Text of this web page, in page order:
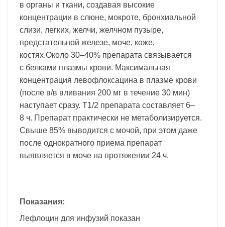
в органы и ткани, создавая высокие
концентрации в слюне, мокроте, бронхиальной
слизи, легких, желчи, желчном пузыре,
предстательной железе, моче, коже,
костях.Около 30–40% препарата связывается
с белками плазмы крови. Максимальная
концентрация левофлоксацина в плазме крови
(после в/в вливания 200 мг в течение 30 мин)
наступает сразу. T1/2 препарата составляет 6–
8 ч. Препарат практически не метаболизируется.
Свыше 85% выводится с мочой, при этом даже
после однократного приема препарат
выявляется в моче на протяжении 24 ч.
Показания:
Лефлоцин для инфузий показан